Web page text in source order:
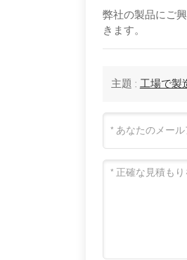
弊社の製品にご
きます。
主題 : 工場で製